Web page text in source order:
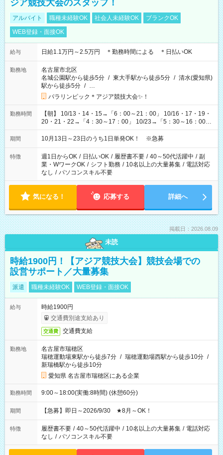
ジア競技大会のスタッフ！
アルバイト 職種未経験OK 社会人未経験OK
ブランクOK
WEB登録・面接OK
給与 日給1.1万円～2.5万円 ＊勤務時間による ＊日払いOK
勤務地
名古屋市北区
名城公園駅から徒歩5分 / 東大手駅から徒歩5分 / 清水(愛知県)
駅から徒歩5分 / …
パラリンピック＊アジア競技大会✨！
勤務時間
【朝】 10/13・14・15→「6：00～21：00」 10/16・17・19・
20・21・22→「4：30～17：00」 10/23→「5：30～16：00」
【夕方】 10/16・17・19～21→「17：00～26：00」
10/22→「17：00～24：30」 10/23→「16：00～23：00」 ＊
け、夕方だけ、などもOKです！
期間 10月13日～23日のうち1日単発OK！ ※急募
特徴 週1日からOK / 日払いOK / 履歴書不要 / 40～50代活躍中 / 副
業・WワークOK / シフト勤務 / 10名以上の大量募集 / 電話対応
なし / パソコンスキル不要
気になる！ 応募する 詳細へ
掲載日：2026.08.09
未読
時給1900円！【アジア競技大会】競技会場での
設営サポート／大量募集
派遣 職種未経験OK WEB登録・面接OK
給与
時給1900円
交通費別途支給あり
交通費 交通費支給
勤務地
名古屋市瑞穂区
瑞穂運動場東駅から徒歩7分 / 瑞穂運動場西駅から徒歩10分 /
新瑞橋駅から徒歩10分
愛知県 名古屋市瑞穂区にある企業
勤務時間 9:00～18:00(実働:8時間) (休憩60分)
期間 【急募】即日～2026/9/30 ★8月～OK！
特徴 履歴書不要 / 40～50代活躍中 / 10名以上の大量募集 / 電話対応
なし / パソコンスキル不要